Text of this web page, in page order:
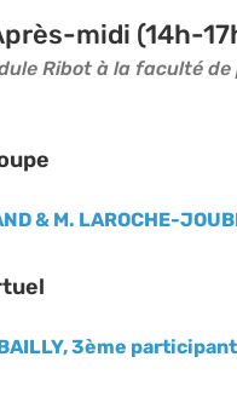
midi (14h-
Ribot à la faculté
& M. LAROCHE-
BAILLY, 3ème